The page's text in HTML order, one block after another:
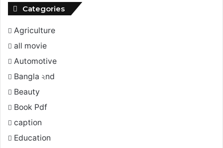
Categories
Agriculture
all movie
Automotive
Bangla ২nd
Beauty
Book Pdf
caption
Education